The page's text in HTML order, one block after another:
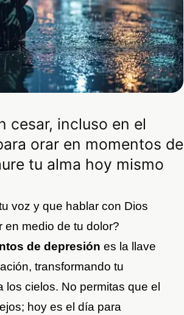
cesar, incluso en el
orar en momentos de
tu alma hoy mismo
voz y que hablar con Dios
en medio de tu dolor?
de depresión es la llave
transformando tu
los cielos. No permitas que el
hoy es el día para